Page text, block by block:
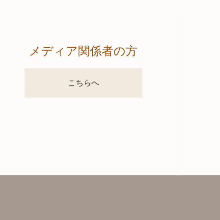
メディア関係者の方
こちらへ